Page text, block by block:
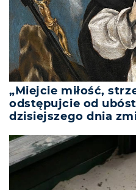
„Miejcie miłość,
odstępujcie od
dzisiejszego dnia